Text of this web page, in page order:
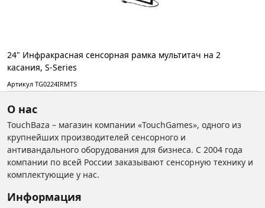
24" Инфракрасная сенсорная рамка мультитач на 2
касания, S-Series
Артикул TG0224IRMTS
О нас
TouchBaza – магазин компании «TouchGames», одного из
крупнейших производителей сенсорного и
антивандального оборудования для бизнеса. С 2004 года
компании по всей России заказывают сенсорную технику и
комплектующие у нас.
Информация